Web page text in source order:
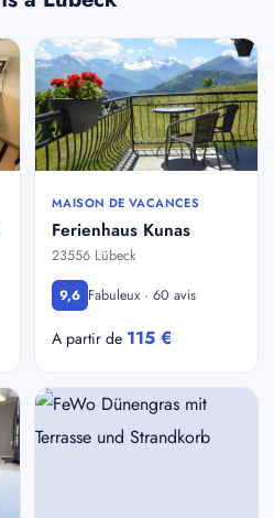
MAISON DE VACANCES
Ferienhaus Kunas
23556 Lübeck
9,6 Fabuleux · 60 avis
A partir de 115 €